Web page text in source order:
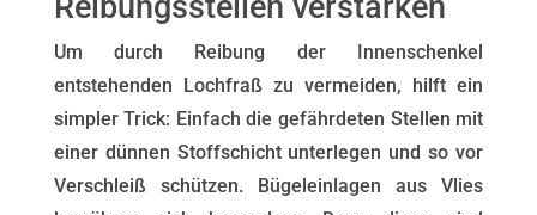
Um durch Reibung der Innenschenkel
entstehenden Lochfraß zu vermeiden, hilft ein
simpler Trick: Einfach die gefährdeten Stellen mit
einer dünnen Stoffschicht unterlegen und so vor
Verschleiß schützen. Bügeleinlagen aus Vlies